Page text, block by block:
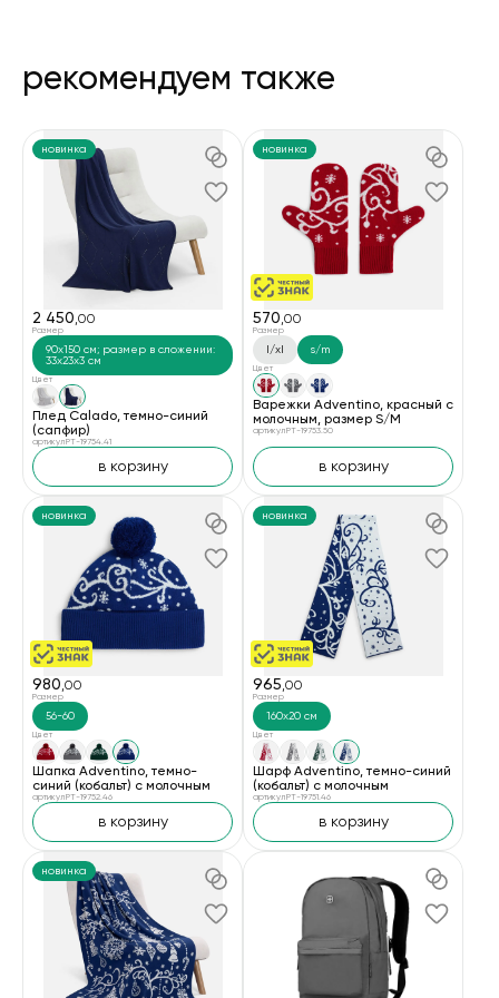
рекомендуем также
новинка
2 450,00
Размер
90x150 см; размер в сложении:
33x23x3 см
Цвет
Плед Calado, темно-синий
(сапфир)
артикул PT-19754.41
в корзину
новинка
570,00
Размер
l/xl s/m
Цвет
Варежки Adventino, красный с
молочным, размер S/M
артикул PT-19753.50
в корзину
новинка
980,00
Размер
56-60
Цвет
Шапка Adventino, темно-
синий (кобальт) с молочным
артикул PT-19752.46
в корзину
новинка
965,00
Размер
160x20 см
Цвет
Шарф Adventino, темно-синий
(кобальт) с молочным
артикул PT-19751.46
в корзину
новинка